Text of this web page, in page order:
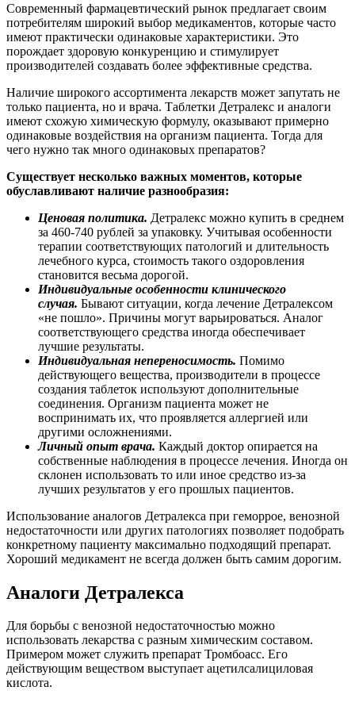
Современный фармацевтический рынок предлагает своим
потребителям широкий выбор медикаментов, которые часто
имеют практически одинаковые характеристики. Это
порождает здоровую конкуренцию и стимулирует
производителей создавать более эффективные средства.
Наличие широкого ассортимента лекарств может запутать не
только пациента, но и врача. Таблетки Детралекс и аналоги
имеют схожую химическую формулу, оказывают примерно
одинаковые воздействия на организм пациента. Тогда для
чего нужно так много одинаковых препаратов?
Существует несколько важных моментов, которые
обуславливают наличие разнообразия:
Ценовая политика. Детралекс можно купить в среднем
за 460-740 рублей за упаковку. Учитывая особенности
терапии соответствующих патологий и длительность
лечебного курса, стоимость такого оздоровления
становится весьма дорогой.
Индивидуальные особенности клинического
случая. Бывают ситуации, когда лечение Детралексом
«не пошло». Причины могут варьироваться. Аналог
соответствующего средства иногда обеспечивает
лучшие результаты.
Индивидуальная непереносимость. Помимо
действующего вещества, производители в процессе
создания таблеток используют дополнительные
соединения. Организм пациента может не
воспринимать их, что проявляется аллергией или
другими осложнениями.
Личный опыт врача. Каждый доктор опирается на
собственные наблюдения в процессе лечения. Иногда он
склонен использовать то или иное средство из-за
лучших результатов у его прошлых пациентов.
Использование аналогов Детралекса при геморрое, венозной
недостаточности или других патологиях позволяет подобрать
конкретному пациенту максимально подходящий препарат.
Хороший медикамент не всегда должен быть самим дорогим.
Аналоги Детралекса
Для борьбы с венозной недостаточностью можно
использовать лекарства с разным химическим составом.
Примером может служить препарат Тромбоасс. Его
действующим веществом выступает ацетилсалициловая
кислота.